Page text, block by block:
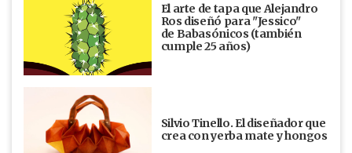
El arte de tapa que Alejandro
Ros diseñó para "Jessico"
de Babasónicos (también
cumple 25 años)
Silvio Tinello. El diseñador que
crea con yerba mate y hongos